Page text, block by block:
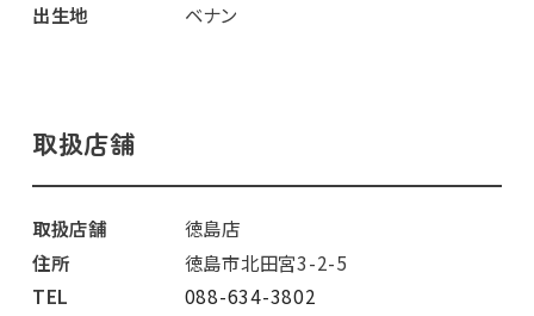
出生地
ベナン
取扱店舗
取扱店舗
徳島店
住所
徳島市北田宮3-2-5
TEL
088-634-3802